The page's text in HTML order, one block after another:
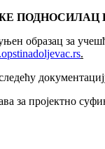
ПОДНОСИЛАЦ
образац за
.
за пројектно